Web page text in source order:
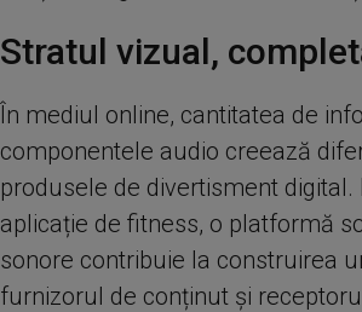
Stratul vizual,
În mediul online, cantitatea de
componentele audio creează
produsele de divertisment
aplicație de fitness, o platformă
sonore contribuie la construirea
furnizorul de conținut și